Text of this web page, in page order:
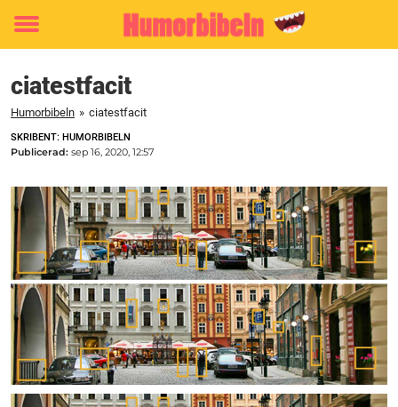
Toggle
ciatestfacit
Humorbibeln » ciatestfacit
SKRIBENT: HUMORBIBELN
Publicerad: sep 16, 2020, 12:57